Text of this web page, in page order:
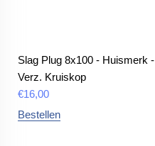
Slag Plug 8x100 - Huismerk -
Verz. Kruiskop
€16,00
Bestellen